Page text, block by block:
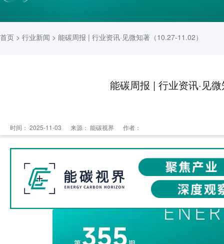
首页 > 行业新闻 > 能碳周报 | 行业资讯·见微知著（10.27-11.02）
能碳周报 | 行业资讯·见
时间： 2025-11-03 来源： 能碳视界 作者：